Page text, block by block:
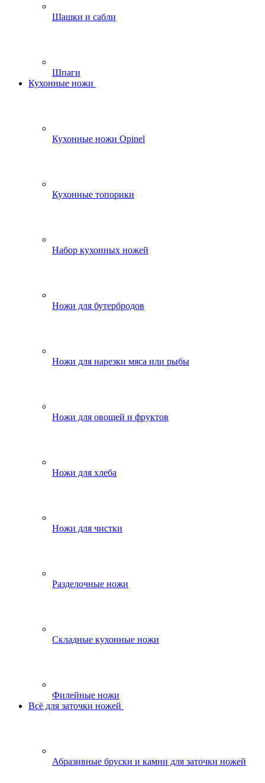
Шашки и сабли
Шпаги
Кухонные ножи
Кухонные ножи Opinel
Кухонные топорики
Набор кухонных ножей
Ножи для бутербродов
Ножи для нарезки мяса или рыбы
Ножи для овощей и фруктов
Ножи для хлеба
Ножи для чистки
Разделочные ножи
Складные кухонные ножи
Филейные ножи
Всё для заточки ножей
Абразивные бруски и камни для заточки ножей